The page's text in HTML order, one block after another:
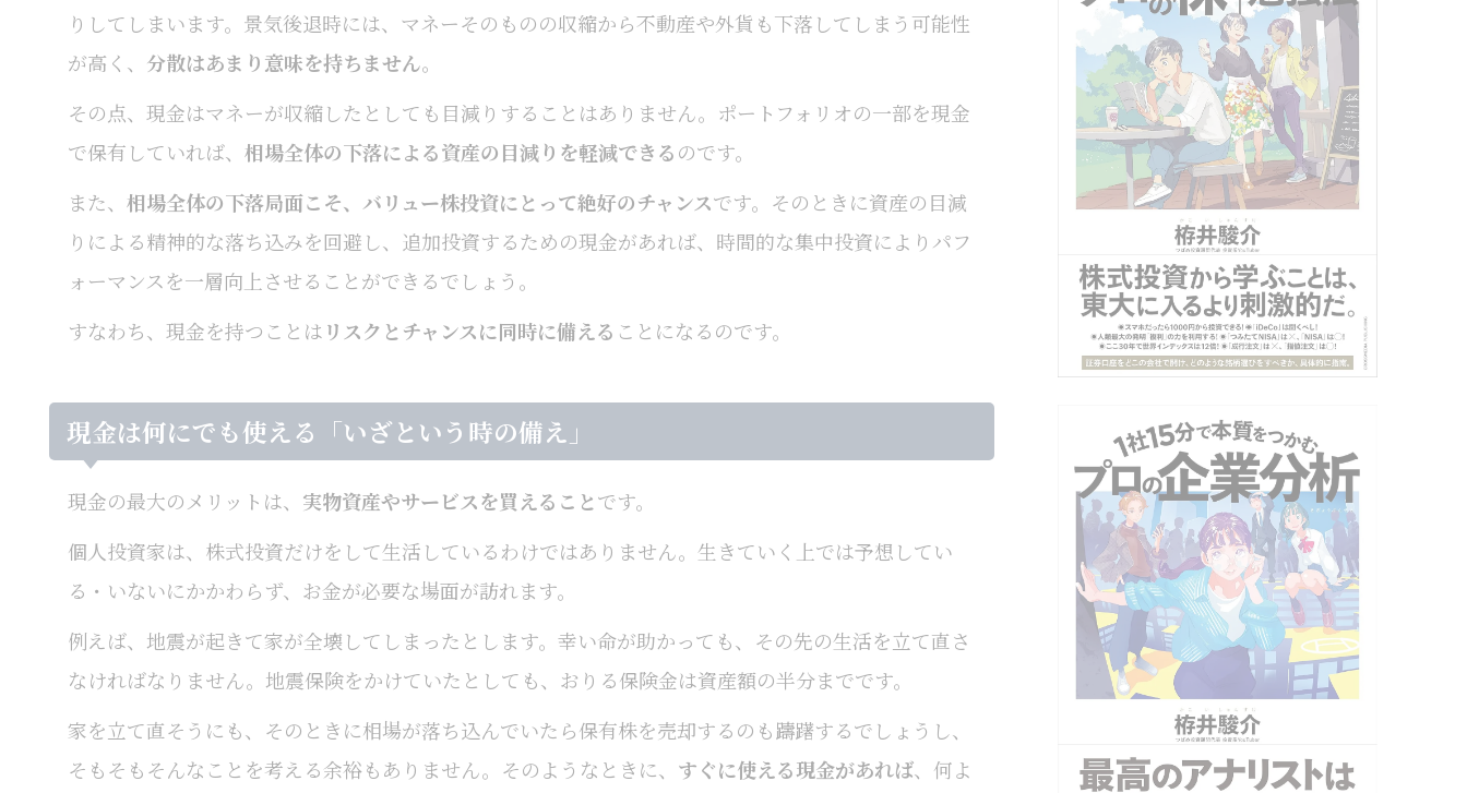
りしてしまいます。景気後退時には、マネーそのものの収縮から不動産や外貨も下落してしまう可能性
が高く、 分散はあまり意味を持ちません。
その点、現金はマネーが収縮したとしても目減りすることはありません。ポートフォリオの一部を現金
で保有していれば、相場全体の下落による資産の目減りを軽減できるのです。
また、相場全体の下落局面こそ、バリュー株投資にとって絶好のチャンスです。そのときに資産の目減
りによる精神的な落ち込みを回避し、追加投資するための現金があれば、時間的な集中投資によりパフ
ォーマンスを一層向上させることができるでしょう。
すなわち、現金を持つことはリスクとチャンスに同時に備える ことになるのです。
現金は何にでも使える「いざという時の備え」
現金の最大のメリットは、 実物資産やサービスを買えることです。
個人投資家は、株式投資だけをして生活しているわけではありません。生きていく上では予想してい
る・いないにかかわらず、お金が必要な場面が訪れます。
例えば、地震が起きて家が全壊してしまったとします。幸い命が助かっても、その先の生活を立て直さ
なければなりません。地震保険をかけていたとしても、おりる保険金は資産額の半分までです。
家を立て直そうにも、そのときに相場が落ち込んでいたら保有株を売却するのも躊躇するでしょうし、
そもそもそんなことを考える余裕もありません。そのようなときに、 すぐに使える現金があれば、何よ